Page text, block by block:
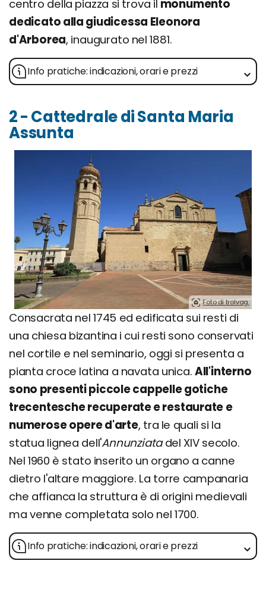
centro della piazza si trova il monumento
dedicato alla giudicessa Eleonora
d'Arborea, inaugurato nel 1881.
Info pratiche: indicazioni, orari e prezzi
2 - Cattedrale di Santa Maria
Assunta
Foto di trolvag.
Consacrata nel 1745 ed edificata sui resti di
una chiesa bizantina i cui resti sono conservati
nel cortile e nel seminario, oggi si presenta a
pianta croce latina a navata unica. All'interno
sono presenti piccole cappelle gotiche
trecentesche recuperate e restaurate e
numerose opere d'arte, tra le quali si la
statua lignea dell'Annunziatadel XIV secolo.
Nel 1960 è stato inserito un organo a canne
dietro l'altare maggiore. La torre campanaria
che affianca la struttura è di origini medievali
ma venne completata solo nel 1700.
Info pratiche: indicazioni, orari e prezzi